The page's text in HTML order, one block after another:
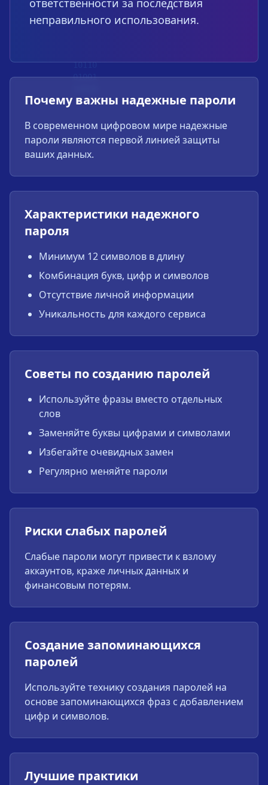
10110
01001
ответственности за последствия
неправильного использования.
Почему важны надежные пароли
В современном цифровом мире надежные
пароли являются первой линией защиты
ваших данных.
Характеристики надежного
пароля
Минимум 12 символов в длину
Комбинация букв, цифр и символов
Отсутствие личной информации
Уникальность для каждого сервиса
Советы по созданию паролей
Используйте фразы вместо отдельных
слов
Заменяйте буквы цифрами и символами
Избегайте очевидных замен
Регулярно меняйте пароли
Риски слабых паролей
Слабые пароли могут привести к взлому
аккаунтов, краже личных данных и
финансовым потерям.
Создание запоминающихся
паролей
Используйте технику создания паролей на
основе запоминающихся фраз с добавлением
цифр и символов.
Лучшие практики